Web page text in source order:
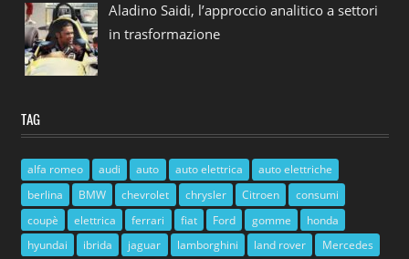
Aladino Saidi, l’approccio analitico a settori
in trasformazione
TAG
alfa romeo audi auto auto elettrica
auto elettriche
berlina
BMW chevrolet chrysler Citroen
consumi
coupè
elettrica ferrari fiat Ford gomme
honda
hyundai
ibrida jaguar lamborghini land rover
Mercedes